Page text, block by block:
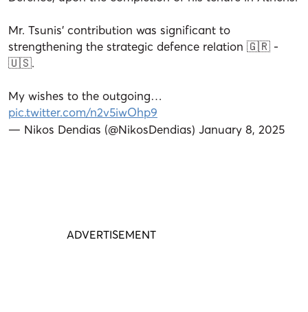
Mr. Tsunis' contribution was significant to
strengthening the strategic defence relation 🇬🇷 -
🇺🇸.
My wishes to the outgoing…
pic.twitter.com/n2v5iwOhp9
— Nikos Dendias (@NikosDendias) January 8, 2025